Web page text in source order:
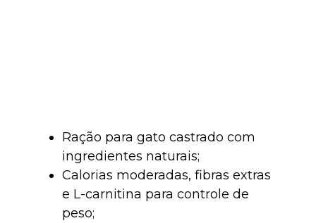
Ração para gato castrado com
ingredientes naturais;
Calorias moderadas, fibras extras
e L-carnitina para controle de
peso;